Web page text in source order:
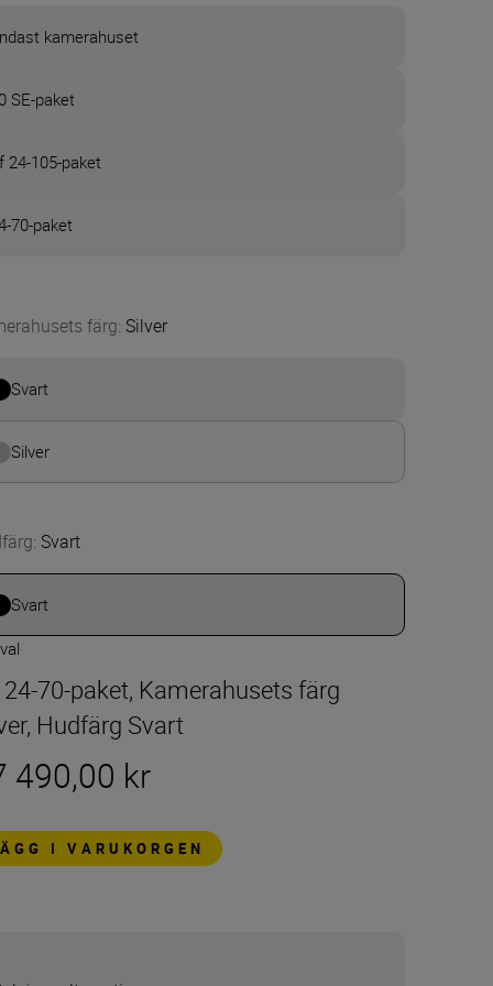
kamerahuset
SE-paket
24-105-paket
70-paket
färg:Silver
Svart
Silver
:Svart
Svart
70-paket, Kamerahusets färg
Hudfärg Svart
490,00 kr
I VARUKORGEN